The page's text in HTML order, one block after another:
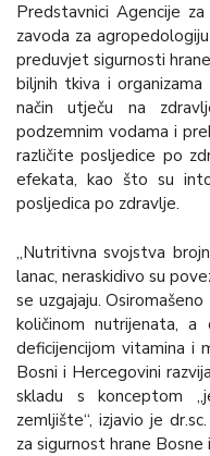
Predstavnici Agencije
zavoda za
preduvjet sigurnosti
biljnih tkiva i
način utječu na
podzemnim vodama i
različite posljedice po
efekata, kao što su
posljedica po zdravlje.
„Nutritivna svojstva
lanac, neraskidivo su
se uzgajaju.
količinom nutrijenata, a
deficijencijom vitamina i
Bosni i Hercegovini
skladu s konceptom
zemljište“, izjavio je
za sigurnost hrane Bosne